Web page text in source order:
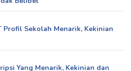
Profil Sekolah Menarik, Kekinian
Yang Menarik, Kekinian dan